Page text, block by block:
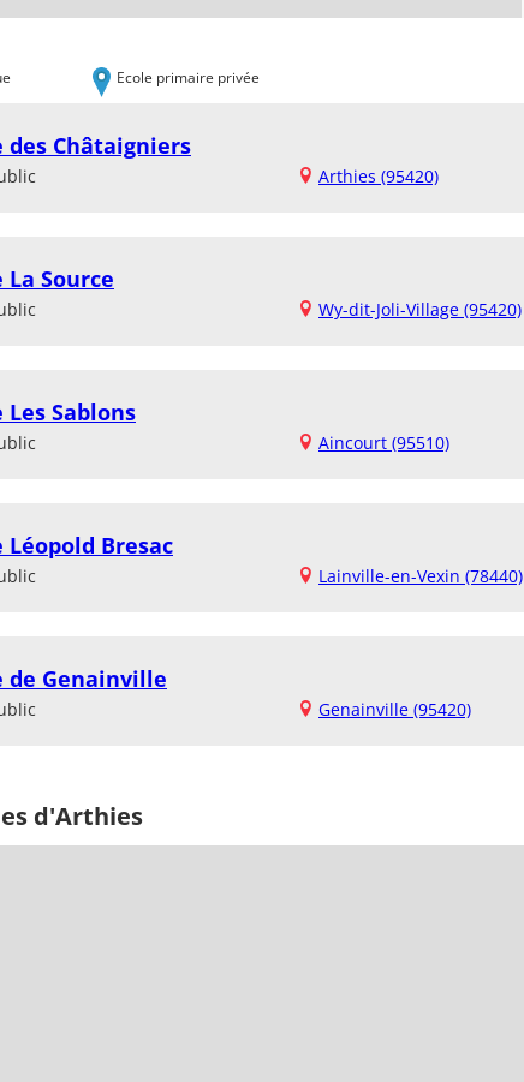
Ecole primaire privée
des Châtaigniers
Arthies (95420)
Source
Wy-dit-Joli-Village (95420)
Sablons
Aincourt (95510)
Bresac
Lainville-en-Vexin (78440)
de Genainville
Genainville (95420)
d'Arthies